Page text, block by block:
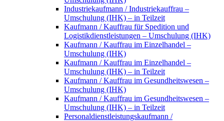
Industriekaufmann / Industriekauffrau –
Umschulung (IHK) – in Teilzeit
Kaufmann / Kauffrau für Spedition und
Logistikdienstleistungen – Umschulung (IHK)
Kaufmann / Kauffrau im Einzelhandel –
Umschulung (IHK)
Kaufmann / Kauffrau im Einzelhandel –
Umschulung (IHK) – in Teilzeit
Kaufmann / Kauffrau im Gesundheitswesen –
Umschulung (IHK)
Kaufmann / Kauffrau im Gesundheitswesen –
Umschulung (IHK) – in Teilzeit
Personaldienstleistungskaufmann /